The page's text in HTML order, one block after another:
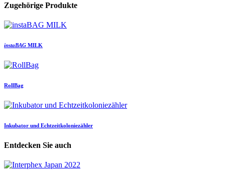
Zugehörige Produkte
instaBAG MILK
RollBag
Inkubator und Echtzeitkoloniezähler
Entdecken Sie auch